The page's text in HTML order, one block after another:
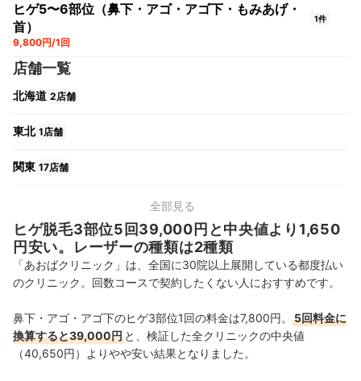
ヒゲ5〜6部位（鼻下・アゴ・アゴ下・もみあげ・
首）
1件
9,800円/1回
店舗一覧
北海道 2店舗
東北 1店舗
関東 17店舗
関西 5店舗
中国・四国 1店舗
全部見る
ヒゲ脱毛3部位5回39,000円と中央値より1,650
円安い。レーザーの種類は2種類
「あおばクリニック」は、全国に30院以上展開している都度払い
のクリニック。回数コースで契約したくない人におすすめです。
鼻下・アゴ・アゴ下のヒゲ3部位1回の料金は7,800円。
5回料金に
換算すると39,000円 と、 検証した全クリニックの中央値
（40,650円）よりやや安い結果となりました 。